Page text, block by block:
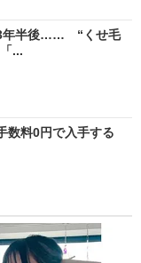
3年半後…… “くせ毛
...
数料0円で入手する